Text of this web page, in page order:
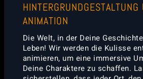
ANIMATION
Die Welt, in der Deine
Leben! Wir werden die Kulisse
animieren, um eine immersive
Deine Charaktere zu schaffen.